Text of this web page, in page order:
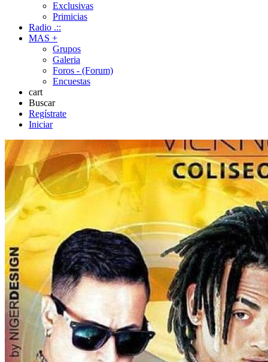
Exclusivas
Primicias
Radio .::
MAS +
Grupos
Galeria
Foros - (Forum)
Encuestas
cart
Buscar
Regístrate
Iniciar